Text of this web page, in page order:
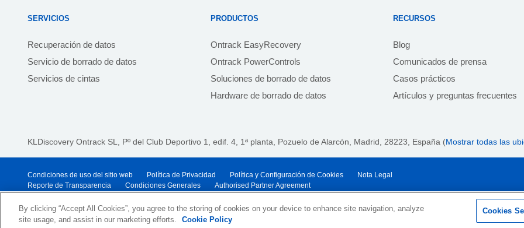
SERVICIOS
Recuperación de datos
Servicio de borrado de datos
Servicios de cintas
PRODUCTOS
Ontrack EasyRecovery
Ontrack PowerControls
Soluciones de borrado de datos
Hardware de borrado de datos
RECURSOS
Blog
Comunicados de prensa
Casos prácticos
Artículos y preguntas frecuentes
KLDiscovery Ontrack SL, Pº del Club Deportivo 1, edif. 4, 1ª planta, Pozuelo de Alarcón, Madrid, 28223 , España (Mostrar todas las
Condiciones de uso del sitio web Política de Privacidad Política y Configuración de Cookies
Nota Legal
Reporte de Transparencia
Condiciones Generales Authorised Partner Agreement
© 2026 KLDiscovery Ontrack - All Rights Reserved.
By clicking “Accept All Cookies”, you agree to the storing of cookies on your device to enhance site navigation, analyze
site usage, and assist in our marketing efforts.
Cookie Policy
Cookies